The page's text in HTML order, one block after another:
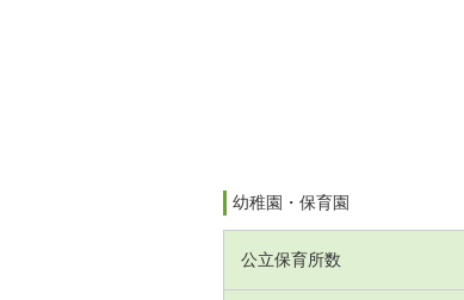
幼稚園・保育園
公立保育所数